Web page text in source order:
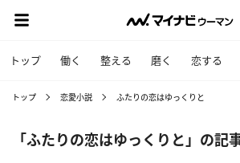
トップ 働く 整える 磨く 恋する
トップ 恋愛小説 ふたりの恋はゆっくりと
「ふたりの恋はゆっくりと」の記